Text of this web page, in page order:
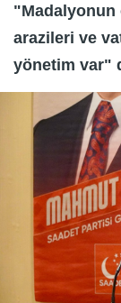
"Madalyonun
arazileri ve
yönetim var"